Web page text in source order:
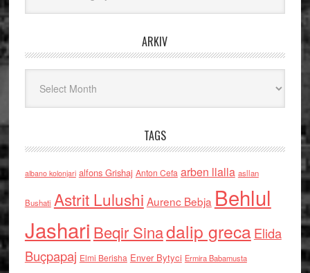
ARKIV
TAGS
albano kolonjari alfons Grishaj Anton Cefa arben llalla asllan
Bushati Astrit Lulushi Aurenc Bebja Behlul
Jashari Beqir Sinadalip grecaElida
Buçpapaj Elmi Berisha Enver Bytyci Ermira Babamusta